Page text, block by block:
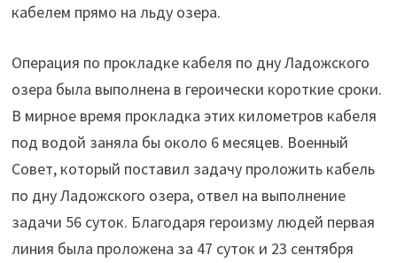
кабелем прямо на льду озера.
Операция по прокладке кабеля по дну Ладожского
озера была выполнена в героически короткие сроки.
В мирное время прокладка этих километров кабеля
под водой заняла бы около 6 месяцев. Военный
Совет, который поставил задачу проложить кабель
по дну Ладожского озера, отвел на выполнение
задачи 56 суток. Благодаря героизму людей первая
линия была проложена за 47 суток и 23 сентября